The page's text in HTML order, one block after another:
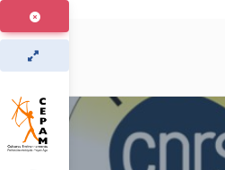
Aller
au
contenu
principal